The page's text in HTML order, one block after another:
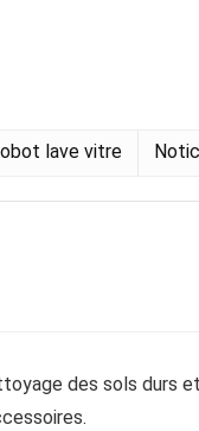
lave vitre
des sols durs